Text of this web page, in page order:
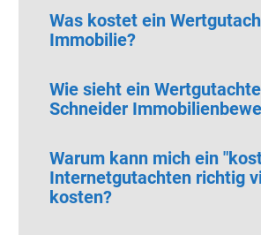
Was kostet ein
Immobilie?
Wie sieht ein
Schneider
Warum kann mich ein
Internetgutachten richtig
kosten?